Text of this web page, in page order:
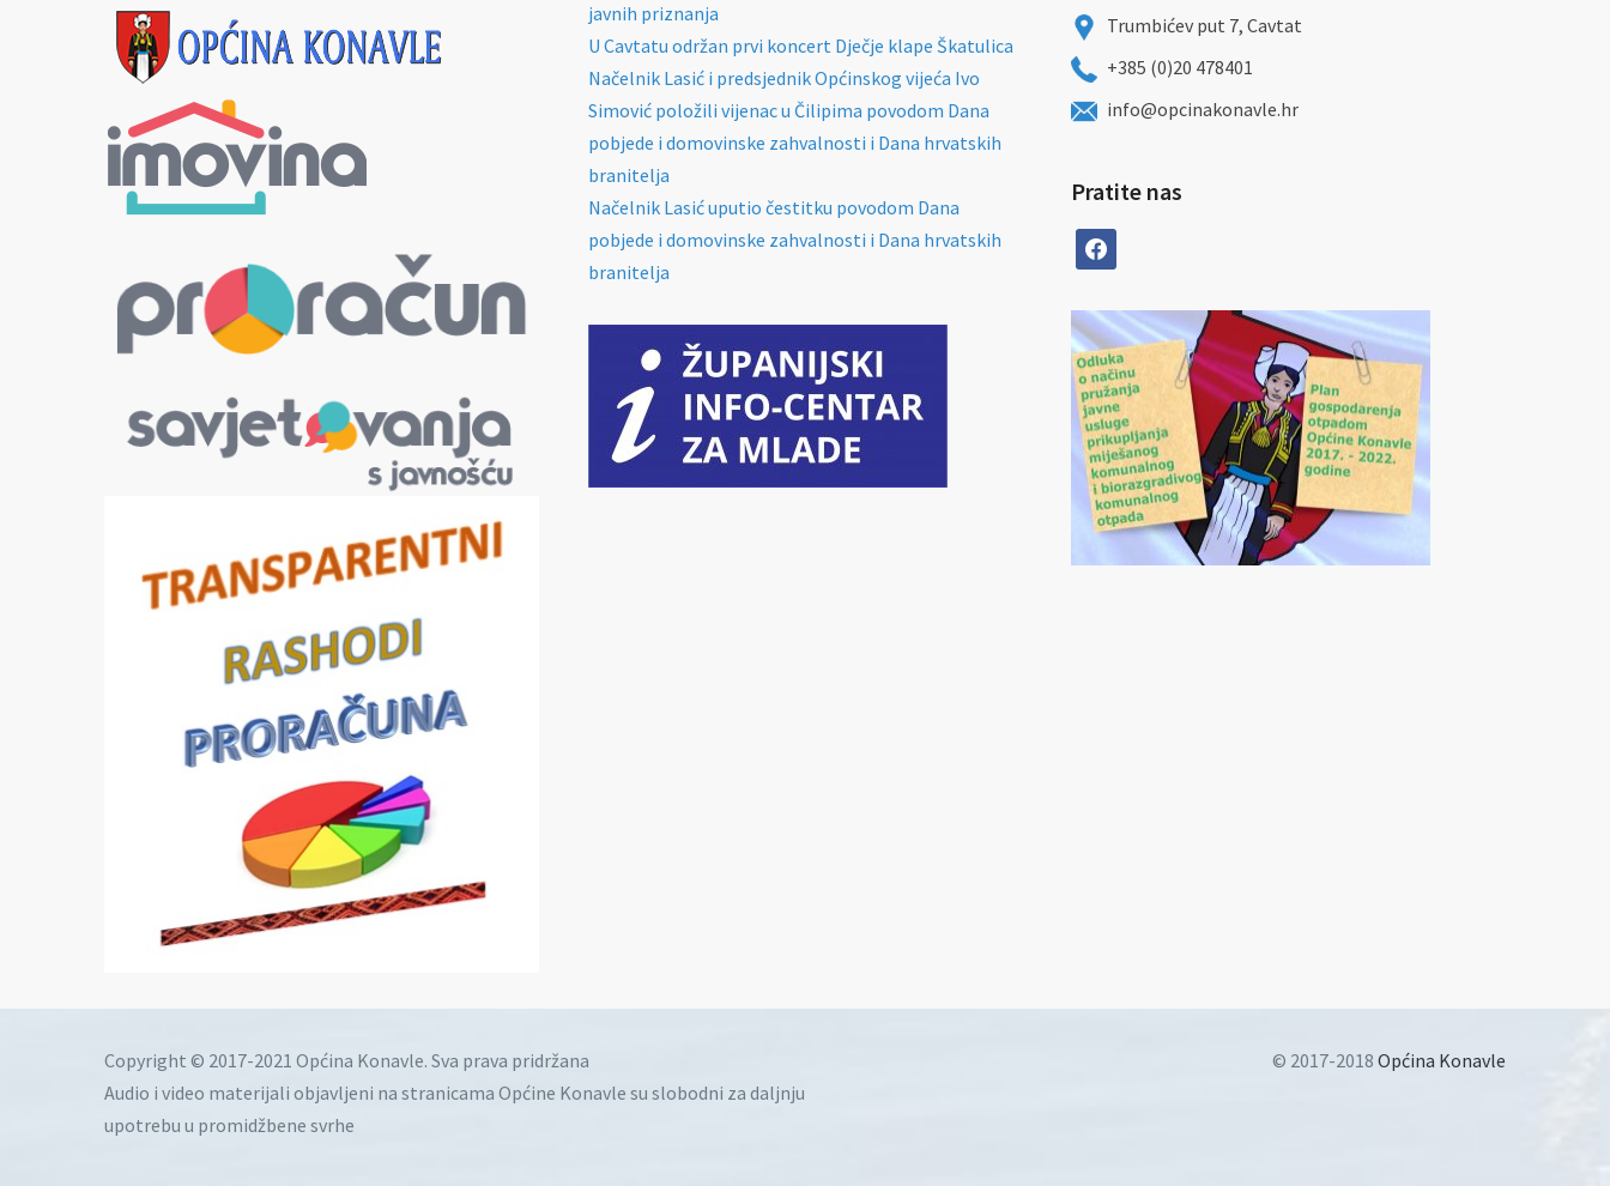
javnih priznanja
U Cavtatu održan prvi koncert Dječje klape Škatulica
Načelnik Lasić i predsjednik Općinskog vijeća Ivo
Simović položili vijenac u Čilipima povodom Dana
pobjede i domovinske zahvalnosti i Dana hrvatskih
branitelja
Načelnik Lasić uputio čestitku povodom Dana
pobjede i domovinske zahvalnosti i Dana hrvatskih
branitelja
Trumbićev put 7, Cavtat
+385 (0)20 478401
info@opcinakonavle.hr
Pratite nas
facebook
Copyright © 2017-2021 Općina Konavle. Sva prava pridržana
Audio i video materijali objavljeni na stranicama Općine Konavle su slobodni za daljnju
upotrebu u promidžbene svrhe
© 2017-2018 Općina Konavle